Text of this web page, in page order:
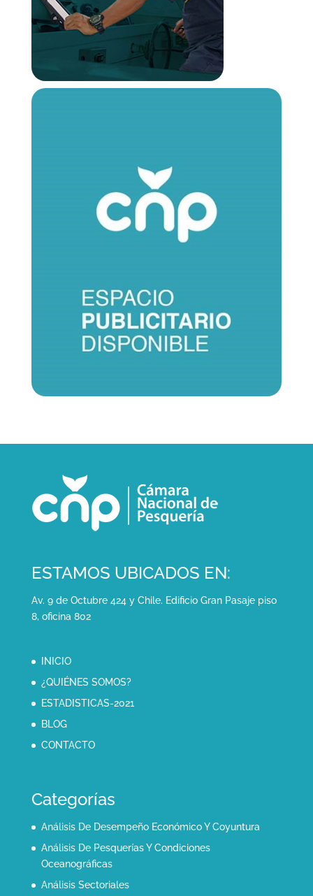
ESTAMOS UBICADOS EN:
Av. 9 de Octubre 424 y Chile. Edificio Gran Pasaje piso
8, oficina 802
INICIO
¿QUIÉNES SOMOS?
ESTADISTICAS-2021
BLOG
CONTACTO
Categorías
Análisis De Desempeño Económico Y Coyuntura
Análisis De Pesquerías Y Condiciones
Oceanográficas
Análisis Sectoriales